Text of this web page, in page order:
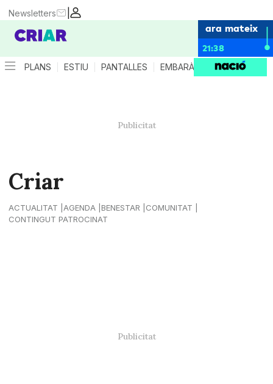
|
Newsletters
ara mateix
21:38
PLANS ESTIU PANTALLES EMBARÀS CRIANÇA
Criar
ACTUALITAT AGENDA BENESTAR
COMUNITAT
CONTINGUT PATROCINAT